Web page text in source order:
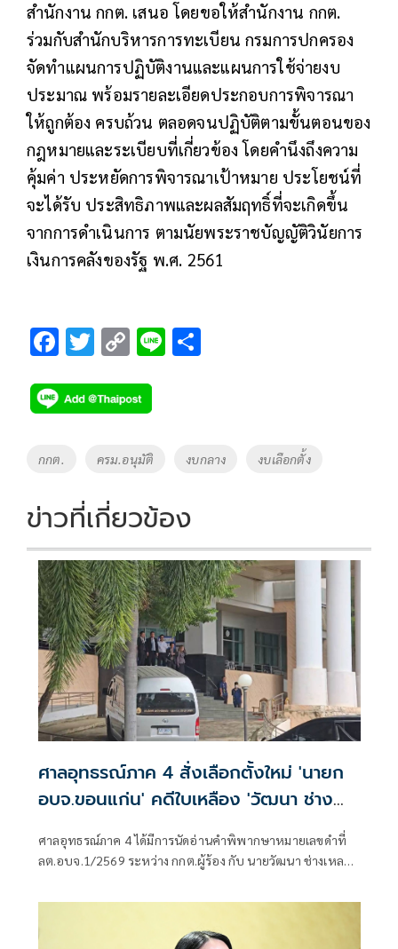
สำนักงาน กกต. เสนอ โดยขอให้สำนักงาน กกต.
ร่วมกับสำนักบริหารการทะเบียน กรมการปกครอง
จัดทำแผนการปฏิบัติงานและแผนการใช้จ่ายงบ
ประมาณ พร้อมรายละเอียดประกอบการพิจารณา
ให้ถูกต้อง ครบถ้วน ตลอดจนปฏิบัติตามขั้นตอนของ
กฎหมายและระเบียบที่เกี่ยวข้อง โดยคำนึงถึงความ
คุ้มค่า ประหยัดการพิจารณาเป้าหมาย ประโยชน์ที่
จะได้รับ ประสิทธิภาพและผลสัมฤทธิ์ที่จะเกิดขึ้น
จากการดำเนินการ ตามนัยพระราชบัญญัติวินัยการ
เงินการคลังของรัฐ พ.ศ. 2561
F
e
b
o
k
T
tt
er
C
p
y
Li
k
Li
Tags
กกต. ครม.อนุมัติ งบกลาง งบเลือกตั้ง
ข่าวที่เกี่ยวข้อง
ศาลอุทธรณ์ภาค 4 สั่งเลือกตั้งใหม่ 'นายก
อบจ.ขอนแก่น' คดีใบเหลือง 'วัฒนา ช่าง
ศาลอุทธรณ์ภาค 4 ได้มีการนัดอ่านคำพิพากษาหมายเลขดำที่
ลต.อบจ.1/2569 ระหว่าง กกต.ผู้ร้อง กับ นายวัฒนา ช่างเหลา
บริหารท้องถิ่น (ขอให้มีการเลือกตั้ง นายก อบจ.ใหม่)